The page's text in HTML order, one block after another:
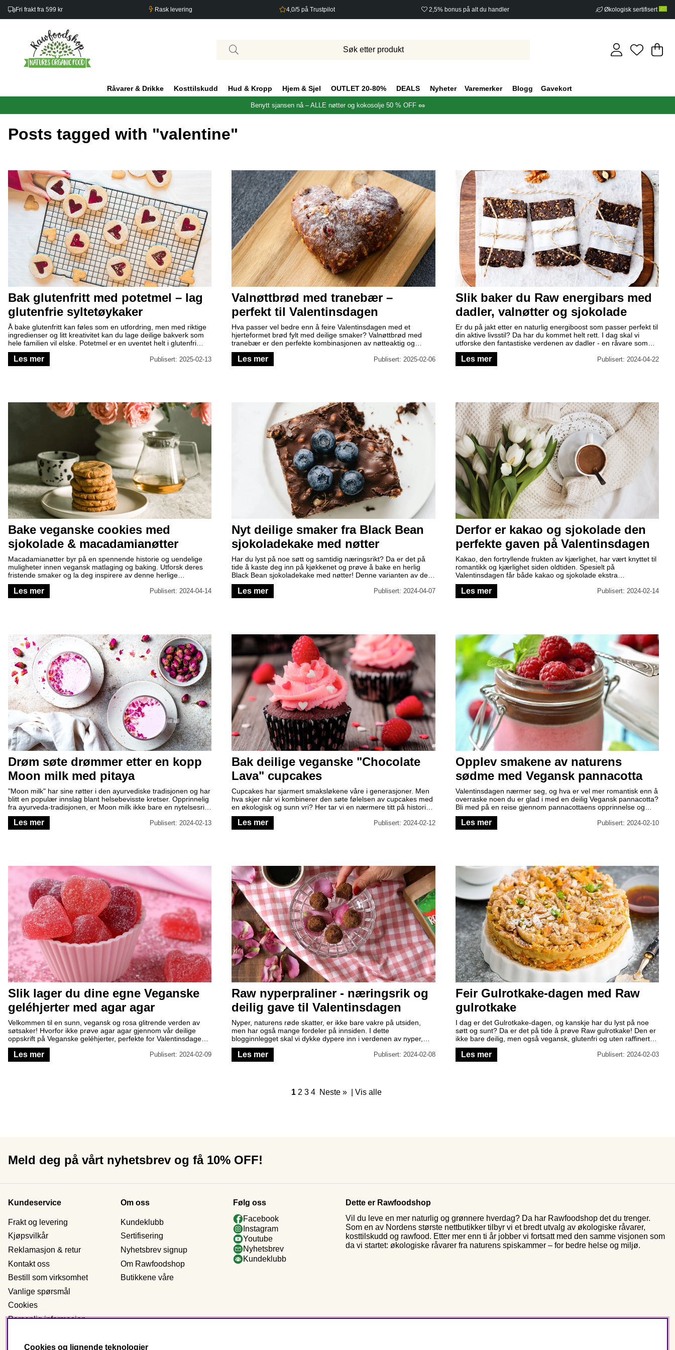
Fri frakt fra 599 kr Rask levering 4,0/5 på Trustpilot 2,5% bonus på alt du handler Økologisk sertifisert
.
Råvarer & Drikke Kosttilskudd Hud & Kropp Hjem & Sjel OUTLET 20-80% DEALS Nyheter Varemerker Blogg Gavekort
Benytt sjansen nå – ALLE nøtter og kokosolje 50 % OFF 🥜
Posts tagged with "valentine"
Bak glutenfritt med potetmel – lag
glutenfrie syltetøykaker
Å bake glutenfritt kan føles som en utfordring, men med riktige
ingredienser og litt kreativitet kan du lage deilige bakverk som
hele familien vil elske. Potetmel er en uventet helt i glutenfri
baking – det gir en fin tekstur og fungerer utmerket som base i
kjeks og småkaker, for eksempel glutenfrie syltetøykaker.
Les mer Publisert: 2025-02-13
Valnøttbrød med tranebær –
perfekt til Valentinsdagen
Hva passer vel bedre enn å feire Valentinsdagen med et
hjerteformet brød fylt med deilige smaker? Valnøttbrød med
tranebær er den perfekte kombinasjonen av nøtteaktig og
søtsyrlig, og med sin vakre form er det både en kjærlighetsfull
gest og en nytelse for smaksløkene.
Les mer Publisert: 2025-02-06
Slik baker du Raw energibars med
dadler, valnøtter og sjokolade
Er du på jakt etter en naturlig energiboost som passer perfekt til
din aktive livsstil? Da har du kommet helt rett. I dag skal vi
utforske den fantastiske verdenen av dadler - en råvare som
ikke bare inneholder sunne næringsstoffer, men også smaker
fantastisk. Bli med på vår reise, der vi avslutter med en deilig
oppskrift på Raw energibars med dadler, valnøtter og sjokolade!
Les mer Publisert: 2024-04-22
Bake veganske cookies med
sjokolade & macadamianøtter
Macadamianøtter byr på en spennende historie og uendelige
muligheter innen vegansk matlaging og baking. Utforsk deres
fristende smaker og la deg inspirere av denne herlige
oppskriften på veganske cookies med sjokolade og
macadamianøtter. Nyt hver bit og la smakene forhøye dine
sanseopplevelser til nye høyder!
Les mer Publisert: 2024-04-14
Nyt deilige smaker fra Black Bean
sjokoladekake med nøtter
Har du lyst på noe søtt og samtidig næringsrikt? Da er det på
tide å kaste deg inn på kjøkkenet og prøve å bake en herlig
Black Bean sjokoladekake med nøtter! Denne varianten av den
klassiske sjokoladekaken er vegansk, glutenfri og fri for raffinert
sukker, noe som gjør den til et perfekt alternativ for deg som vil
nyte en sunn godbit.
Les mer Publisert: 2024-04-07
Derfor er kakao og sjokolade den
perfekte gaven på Valentinsdagen
Kakao, den fortryllende frukten av kjærlighet, har vært knyttet til
romantikk og kjærlighet siden oldtiden. Spesielt på
Valentinsdagen får både kakao og sjokolade ekstra
oppmerksomhet som et symbol på kjærlighet. Les mer om
kakao og sjokolade, deres opprinnelse og historiske betydning
innen økologisk mat og sunn livsstil.
Les mer Publisert: 2024-02-14
Drøm søte drømmer etter en kopp
Moon milk med pitaya
"Moon milk" har sine røtter i den ayurvediske tradisjonen og har
blitt en populær innslag blant helsebevisste kretser. Opprinnelig
fra ayurveda-tradisjonen, er Moon milk ikke bare en nytelsesrik
drikke, men også en hjelpende hånd for en god natts søvn. Les
mer om historien bak denne ayurvediske drikken og la deg
inspirere av vår delikate oppskrift på Moon Milk med pitaya, slik
Les mer Publisert: 2024-02-13
Bak deilige veganske "Chocolate
Lava" cupcakes
Cupcakes har sjarmert smaksløkene våre i generasjoner. Men
hva skjer når vi kombinerer den søte følelsen av cupcakes med
en økologisk og sunn vri? Her tar vi en nærmere titt på historien
bak cupcakes og hva "Chocolate Lava" er. For å sette prikken
over i-en deler vi også en deilig oppskrift på veganske
"Chocolate Lava" cupcakes - perfekt for Valentinsdagen.
Les mer Publisert: 2024-02-12
Opplev smakene av naturens
sødme med Vegansk pannacotta
Valentinsdagen nærmer seg, og hva er vel mer romantisk enn å
overraske noen du er glad i med en deilig Vegansk pannacotta?
Bli med på en reise gjennom pannacottaens opprinnelse og
historie, og oppdag hvordan du kan lage en sunn og delikat
dessert med en følelse av små, rosa skyer.
Les mer Publisert: 2024-02-10
Slik lager du dine egne Veganske
geléhjerter med agar agar
Velkommen til en sunn, vegansk og rosa glitrende verden av
søtsaker! Hvorfor ikke prøve agar agar gjennom vår deilige
oppskrift på Veganske geléhjerter, perfekte for Valentinsdagen
eller hvilken som helst dag du vil unne deg noe godt? Agar
agar, en allsidig ingrediens med opprinnelse fra sjøalger, har
revolusjonert gelébaserte delikatesser innen vegansk matlaging
Les mer Publisert: 2024-02-09
Raw nyperpraliner - næringsrik og
deilig gave til Valentinsdagen
Nyper, naturens røde skatter, er ikke bare vakre på utsiden,
men har også mange fordeler på innsiden. I dette
blogginnlegget skal vi dykke dypere inn i verdenen av nyper,
deres næringsinnhold og hvordan du kan nyte dem gjennom
deilige Raw nypepraliner. Perfekt som gave til din kjære på
Valentinsdagen!
Les mer Publisert: 2024-02-08
Feir Gulrotkake-dagen med Raw
gulrotkake
I dag er det Gulrotkake-dagen, og kanskje har du lyst på noe
søtt og sunt? Da er det på tide å prøve Raw gulrotkake! Den er
ikke bare deilig, men også vegansk, glutenfri og uten raffinert
sukker. Vi guider deg gjennom denne oppskriften og forteller
også mer om to av hovedingrediensene: dadler og valnøtter.
Les mer Publisert: 2024-02-03
1 2 3 4 Neste » Vis alle
Meld deg på vårt nyhetsbrev og få 10% OFF!
Kundeservice
Frakt og levering
Kjøpsvilkår
Reklamasjon & retur
Kontakt oss
Bestill som virksomhet
Vanlige spørsmål
Cookies
Personlig informasjon
Om oss
Kundeklubb
Sertifisering
Nyhetsbrev signup
Om Rawfoodshop
Butikkene våre
Følg oss
Facebook
Instagram
Youtube
Nyhetsbrev
Kundeklubb
Dette er Rawfoodshop
Vil du leve en mer naturlig og grønnere hverdag? Da har Rawfoodshop det du trenger.
Som en av Nordens største nettbutikker tilbyr vi et bredt utvalg av økologiske råvarer,
kosttilskudd og rawfood. Etter mer enn ti år jobber vi fortsatt med den samme visjonen som
da vi startet: økologiske råvarer fra naturens spiskammer – for bedre helse og miljø.
Cookies og lignende teknologier